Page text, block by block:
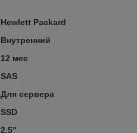
Hewlett Packard
Внутренний
12 мес
SAS
Для сервера
SSD
2.5"